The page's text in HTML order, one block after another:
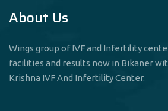
About Us
Wings group of IVF and Infertility
facilities and results now in Bikaner
Krishna IVF And Infertility Center.